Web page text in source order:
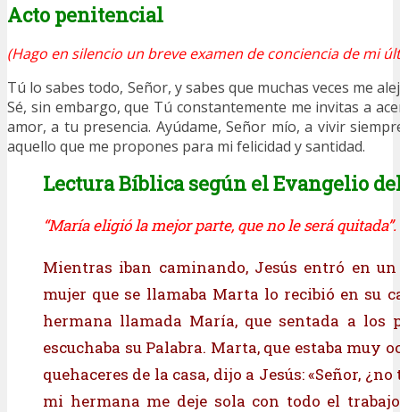
Acto penitencial
(Hago en silencio un breve examen de conciencia de mi
Tú lo sabes todo, Señor, y sabes que muchas veces me
Sé, sin embargo, que Tú constantemente me invitas a
amor, a tu presencia. Ayúdame, Señor mío, a vivir
aquello que me propones para mi felicidad y santidad.
Lectura Bíblica según el Evangelio
“María eligió la mejor parte, que no le será quitada”.
Mientras iban caminando, Jesús entró en
mujer que se llamaba Marta lo recibió en su
hermana llamada María, que sentada a los
escuchaba su Palabra. Marta, que estaba muy
quehaceres de la casa, dijo a Jesús: «Señor,
mi hermana me deje sola con todo el